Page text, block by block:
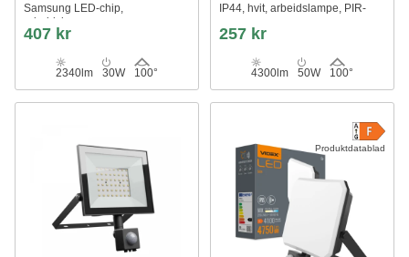
Samsung LED-chip,
arbeidslampe
407 kr
2340lm 30W 100°
IP44, hvit, arbeidslampe, PIR-
257 kr
4300lm 50W 100°
Produktdatablad